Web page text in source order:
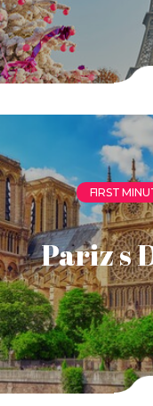
FIRST
Pariz s